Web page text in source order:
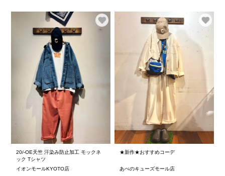
20/-OE天竺 汗染み防止加工 モックネ
ック Tシャツ
イオンモールKYOTO店
★新作★おすすめコーデ
あべのキューズモール店